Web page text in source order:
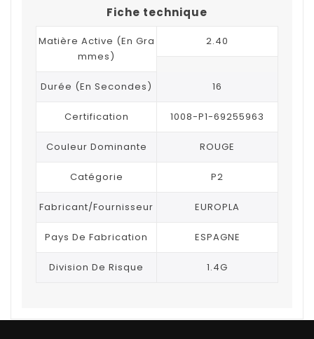
Fiche technique
Matière Active (en Gra
Mmes)
2.40
Durée (en Secondes) 16
Certification 1008-P1-69255963
Couleur Dominante ROUGE
Catégorie P2
Fabricant/Fournisseur EUROPLA
Pays De Fabrication ESPAGNE
Division De Risque 1.4G